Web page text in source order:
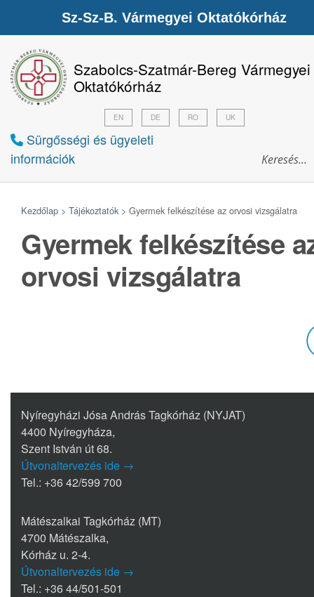
Szabolcs-Szatmár-Bereg Vármegyei
Oktatókórház
Sürgősségi és ügyeleti
információk
EN DE RO UK
Kezdőlap > Tájékoztatók> Gyermek felkészítése az orvosi vizsgálatra
Gyermek felkészítése
orvosi vizsgálatra
Nyíregyházi Jósa András Tagkórház (NYJAT)
4400 Nyíregyháza,
Szent István út 68.
Útvonaltervezés ide →
Tel.: +36 42/599 700
Mátészalkai Tagkórház (MT)
4700 Mátészalka,
Kórház u. 2-4.
Útvonaltervezés ide →
Tel.: +36 44/501-501
Sz-Sz-B. Vármegyei Oktatókórház